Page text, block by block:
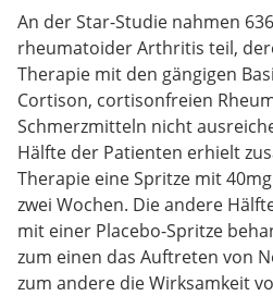
An der Star-Studie nahmen
rheumatoider Arthritis teil,
Therapie mit den gängigen
Cortison, cortisonfreien
Schmerzmitteln nicht
Hälfte der Patienten erhielt
Therapie eine Spritze mit
zwei Wochen. Die andere
mit einer Placebo-Spritze
zum einen das Auftreten von
zum andere die Wirksamkeit